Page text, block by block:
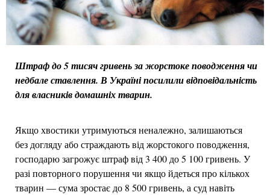
Штраф до 5 тисяч гривень за жорстоке поводження чи
недбале ставлення. В Україні посилили відповідальність
для власників домашніх тварин.
Якщо хвостики утримуються неналежно, залишаються
без догляду або страждають від жорстокого поводження,
господарю загрожує штраф від 3 400 до 5 100 гривень. У
разі повторного порушення чи якщо йдеться про кількох
тварин — сума зростає до 8 500 гривень, а суд навіть